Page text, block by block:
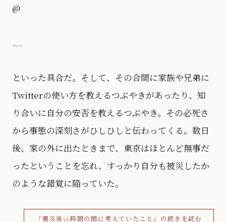
@
....
といった具合だ。そして、その合間に家族や兄弟に
Twitterの使い方を教えるつぶやきがあったり、知
り合いに自分の安否を教えるつぶやき。その必死さ
から事態の深刻さがひしひしと伝わってくる。数日
後、家の外に出たときまで、東京はほとんど無事だ
ったということを忘れ、すっかり自分も被災したか
のような錯覚に陥っていた。
「震災後56時間の間に考えていたこと」の続きを読む